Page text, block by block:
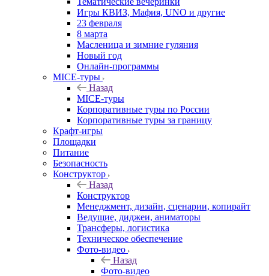
Игры КВИЗ, Мафия, UNO и другие
23 февраля
8 марта
Масленица и зимние гуляния
Новый год
Онлайн-программы
MICE‑туры
Назад
MICE‑туры
Корпоративные туры по России
Корпоративные туры за границу
Крафт-игры
Площадки
Питание
Безопасность
Конструктор
Назад
Конструктор
Менеджмент, дизайн, сценарии, копирайт
Ведущие, диджеи, аниматоры
Трансферы, логистика
Техническое обеспечение
Фото-видео
Назад
Фото-видео